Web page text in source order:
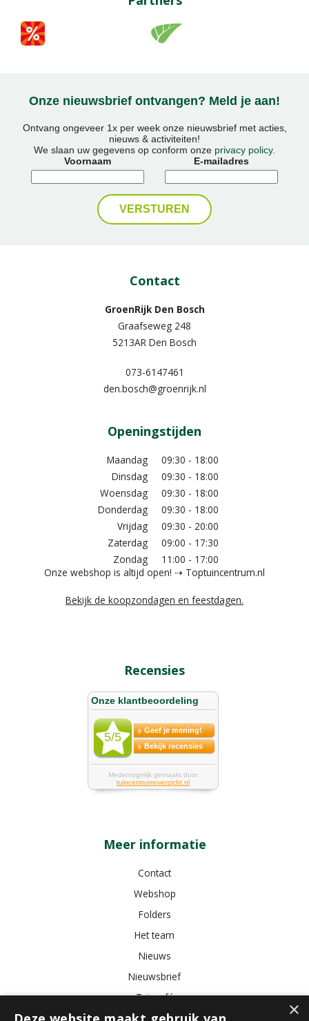
Onze nieuwsbrief ontvangen? Meld je aan!
Ontvang ongeveer 1x per week onze nieuwsbrief met acties,
nieuws & activiteiten!
We slaan uw gegevens op conform onze privacy policy.
Voornaam
E-mailadres
Contact
GroenRijk Den Bosch
Graafseweg 248
5213AR Den Bosch
073-6147461
den.bosch@groenrijk.nl
Openingstijden
Maandag
09:30 - 18:00
Dinsdag
09:30 - 18:00
Woensdag
09:30 - 18:00
Donderdag
09:30 - 18:00
Vrijdag
09:30 - 20:00
Zaterdag
09:00 - 17:30
Zondag
11:00 - 17:00
Onze webshop is altijd open! ⇢ Toptuincentrum.nl
Bekijk de koopzondagen en feestdagen.
Recensies
Meer informatie
Contact
Webshop
Folders
Het team
Nieuws
Nieuwsbrief
Tuincafé
Vacatures
×